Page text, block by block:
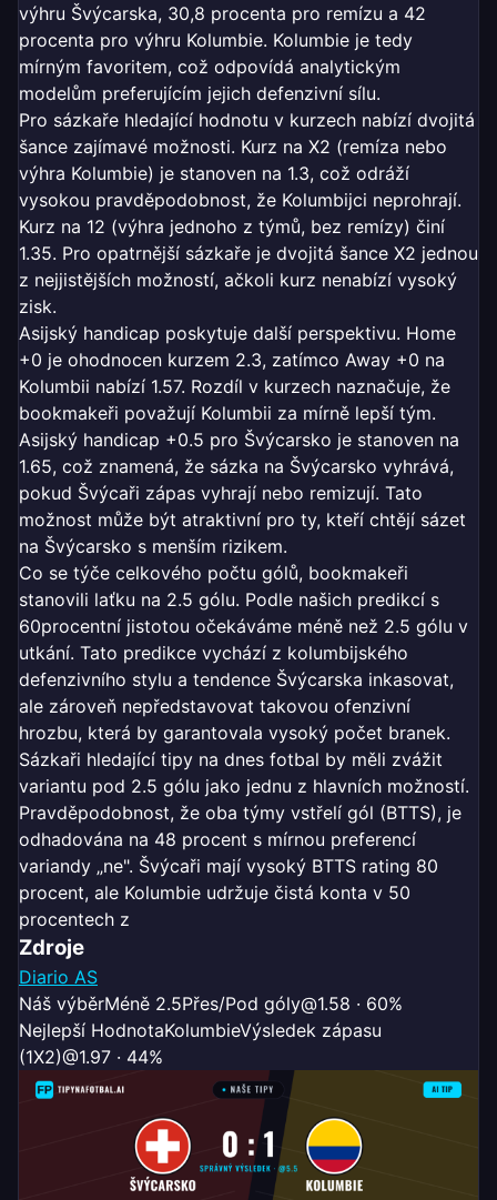
výhru Švýcarska, 30,8 procenta pro remízu a 42
procenta pro výhru Kolumbie. Kolumbie je tedy
mírným favoritem, což odpovídá analytickým
modelům preferujícím jejich defenzivní sílu.
Pro sázkaře hledající hodnotu v kurzech nabízí dvojitá
šance zajímavé možnosti. Kurz na X2 (remíza nebo
výhra Kolumbie) je stanoven na 1.3, což odráží
vysokou pravděpodobnost, že Kolumbijci neprohrají.
Kurz na 12 (výhra jednoho z týmů, bez remízy) činí
1.35. Pro opatrnější sázkaře je dvojitá šance X2 jednou
z nejjistějších možností, ačkoli kurz nenabízí vysoký
zisk.
Asijský handicap poskytuje další perspektivu. Home
+0 je ohodnocen kurzem 2.3, zatímco Away +0 na
Kolumbii nabízí 1.57. Rozdíl v kurzech naznačuje, že
bookmakeři považují Kolumbii za mírně lepší tým.
Asijský handicap +0.5 pro Švýcarsko je stanoven na
1.65, což znamená, že sázka na Švýcarsko vyhrává,
pokud Švýcaři zápas vyhrají nebo remizují. Tato
možnost může být atraktivní pro ty, kteří chtějí sázet
na Švýcarsko s menším rizikem.
Co se týče celkového počtu gólů, bookmakeři
stanovili laťku na 2.5 gólu. Podle našich predikcí s
60procentní jistotou očekáváme méně než 2.5 gólu v
utkání. Tato predikce vychází z kolumbijského
defenzivního stylu a tendence Švýcarska inkasovat,
ale zároveň nepředstavovat takovou ofenzivní
hrozbu, která by garantovala vysoký počet branek.
Sázkaři hledající tipy na dnes fotbal by měli zvážit
variantu pod 2.5 gólu jako jednu z hlavních možností.
Pravděpodobnost, že oba týmy vstřelí gól (BTTS), je
odhadována na 48 procent s mírnou preferencí
variandy „ne". Švýcaři mají vysoký BTTS rating 80
procent, ale Kolumbie udržuje čistá konta v 50
procentech z
Zdroje
Diario AS
Náš výběrMéně 2.5Přes/Pod góly@1.58 · 60%
Nejlepší HodnotaKolumbieVýsledek zápasu
(1X2)@1.97 · 44%